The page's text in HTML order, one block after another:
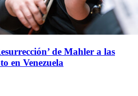
de Mahler a las
en Venezuela